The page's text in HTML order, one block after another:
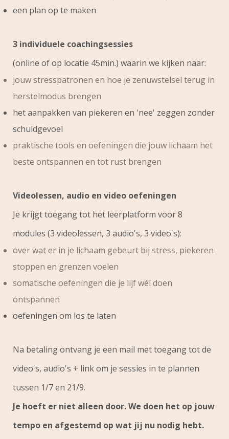
een plan op te maken
3 individuele coachingsessies
(online of op locatie 45min.) waarin we kijken naar:
jouw stresspatronen en hoe je zenuwstelsel terug in
herstelmodus brengen
het aanpakken van piekeren en 'nee' zeggen zonder
schuldgevoel
praktische tools en oefeningen die jouw lichaam het
beste ontspannen en tot rust brengen
Videolessen, audio en video oefeningen
Je krijgt toegang tot het leerplatform voor 8
modules (3 videolessen, 3 audio's, 3 video's):
over wat er in je lichaam gebeurt bij stress, piekeren
stoppen en grenzen voelen
somatische oefeningen die je lijf wél doen
ontspannen
oefeningen om los te laten
Na betaling ontvang je een mail met toegang tot de
video's, audio's + link om je sessies in te plannen
tussen 1/7 en 21/9.
Je hoeft er niet alleen door. We doen het op jouw
tempo en afgestemd op wat jij nu nodig hebt.